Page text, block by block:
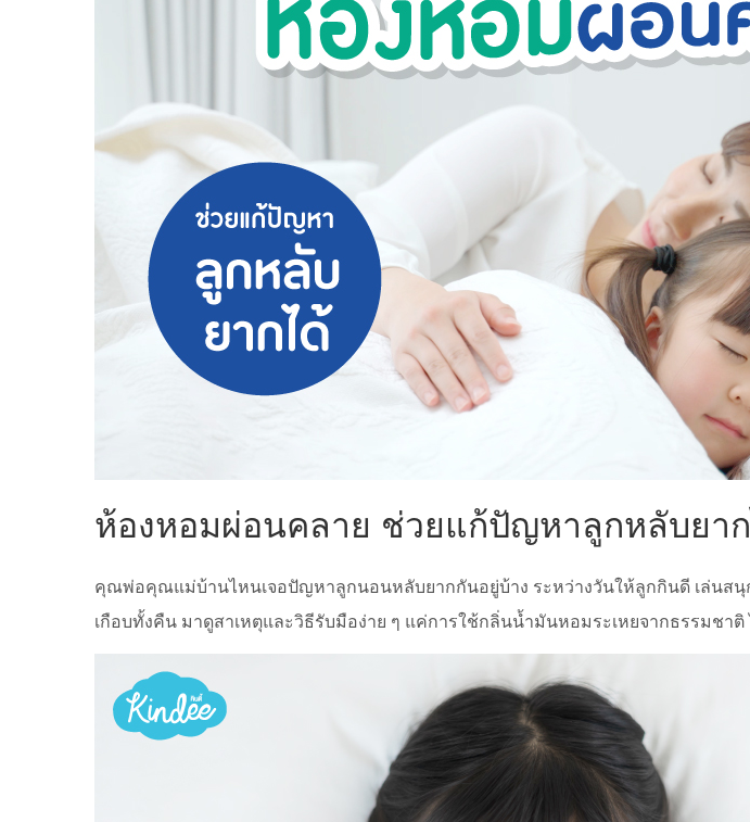
ห้องหอมผ่อนคลาย ช่วยแก้ปัญหาลูกหลับยา
คุณพ่อคุณแม่บ้านไหนเจอปัญหาลูกนอนหลับยากกันอยู่บ้าง ระหว่างวันให้ลูกกินดี เล่นส
เกือบทั้งคืน มาดูสาเหตุและวิธีรับมือง่าย ๆ แค่การใช้กลิ่นน้ำมันหอมระเหยจากธรรมชาติ